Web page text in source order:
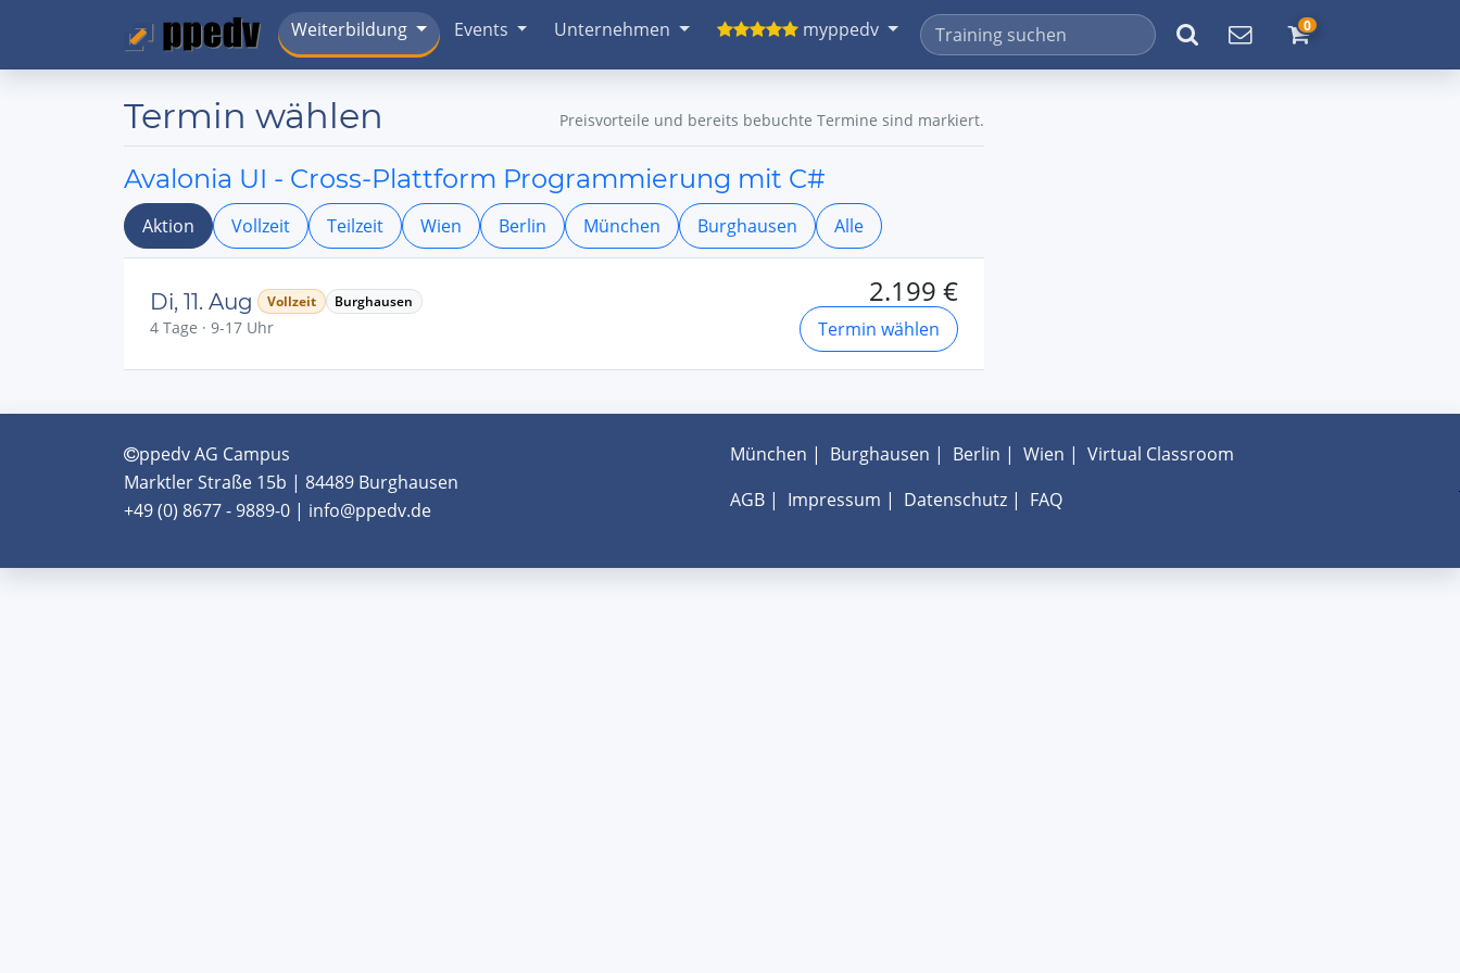
Weiterbildung Events Unternehmen myppedv 0
Termin wählen Preisvorteile und bereits bebuchte Termine sind markiert.
Avalonia UI - Cross-Plattform Programmierung mit C#
Aktion Vollzeit Teilzeit Wien Berlin München Burghausen Alle
Di, 11. Aug Vollzeit Burghausen
4 Tage · 9-17 Uhr
2.199 €
Termin wählen
ppedv AG Campus
Marktler Straße 15b | 84489 Burghausen
+49 (0) 8677 - 9889-0 | info@ppedv.de
München | Burghausen | Berlin | Wien | Virtual Classroom
AGB| Impressum | Datenschutz| FAQ